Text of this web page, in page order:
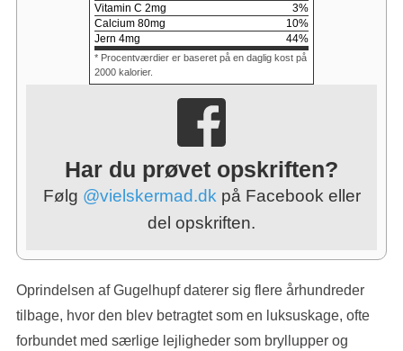
Vitamin C 2mg 3%
Calcium 80mg 10%
Jern 4mg 44%
* Procentværdier er baseret på en daglig kost på
2000 kalorier.
Har du prøvet opskriften?
Følg @vielskermad.dkpå Facebook eller
del opskriften.
Oprindelsen af Gugelhupf daterer sig flere århundreder
tilbage, hvor den blev betragtet som en luksuskage, ofte
forbundet med særlige lejligheder som bryllupper og